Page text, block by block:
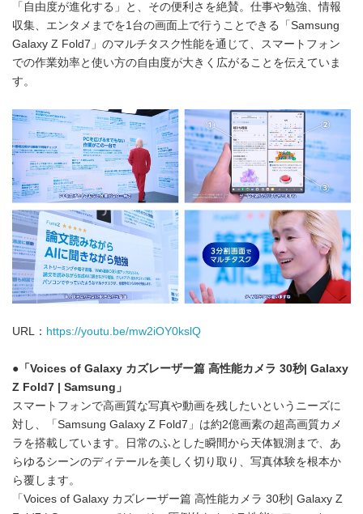
「自由度が進化する」と、その便利さを絶賛。仕事や勉強、情報
収集、エンタメまでを1台の画面上で行うことできる「Samsung
Galaxy Z Fold7」のマルチタスク性能を通じて、スマートフォン
での作業効率と使い方の自由度が大きく広がることを伝えていま
す。
URL： https://youtu.be/mw2iOY0kslQ
● 「 Voices of Galaxy カズレーザー篇 高性能カメラ 30秒| Galaxy
Z Fold7 | Samsung 」
スマートフォンで高画質な写真や動画を残したいというニーズに
対し、「Samsung Galaxy Z Fold7」は約2億画素の超高画質カメ
ラを搭載しています。日常のふとした瞬間から天体観測まで、あ
らゆるシーンのディテールを美しく切り取り、写真体験を根本か
ら覆します。
「Voices of Galaxy カズレーザー篇 高性能カメラ 30秒| Galaxy Z